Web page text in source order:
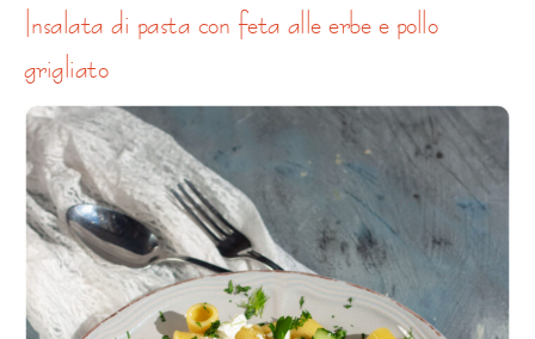
insalata di pasta con feta alle erbe e pollo
grigliato